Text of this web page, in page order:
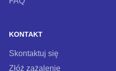
KONTAKT
Skontaktuj się
Złóż zażalenie